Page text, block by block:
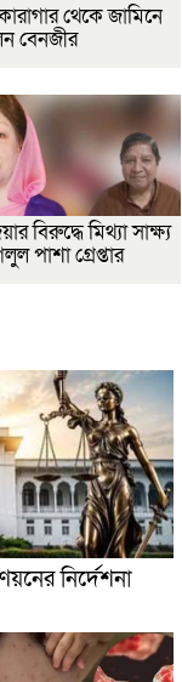
থেকে জামিনে
বেনজীর
বিরুদ্ধে মিথ্যা সাক্ষ্য
পাশা গ্রেপ্তার
নির্দেশনা